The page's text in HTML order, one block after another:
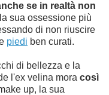
se in realtà non
sua ossessione più
di non riuscire
piedi ben curati.
di bellezza e la
l'ex velina mora così
up, la sua